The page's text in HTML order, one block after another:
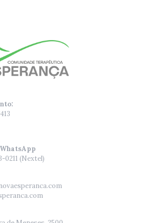
WhatsApp
0211 (Nextel)